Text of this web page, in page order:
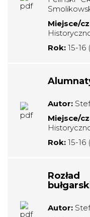
Miejsce/
Rok: 15-16
Autor:
Miejsce/
Rok: 15-16
Autor: